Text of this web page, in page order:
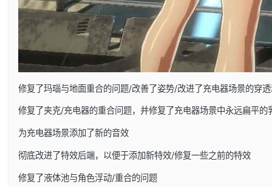
修复了玛瑙与地面重合的问题/改善了姿势/改进了充电器场景的穿
修复了夹克/充电器的重合问题，并修复了充电器场景中永远扁平的
为充电器场景添加了新的音效
彻底改进了特效后端，以便于添加新特效/修复一些之前的特效
修复了液体池与角色浮动/重合的问题